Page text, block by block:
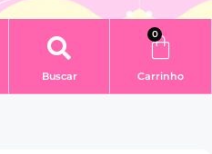
Buscar
0
Carrinho